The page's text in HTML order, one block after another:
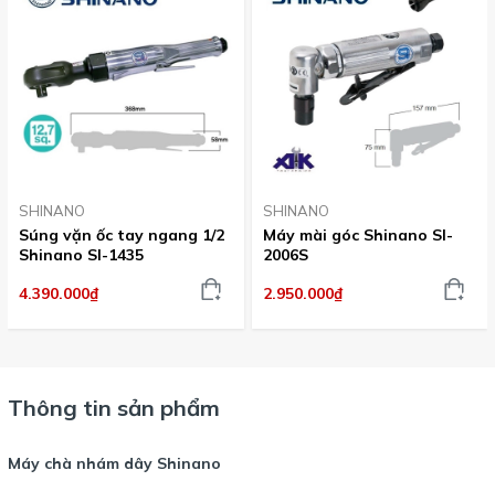
SHINANO
Súng vặn ốc tay ngang 1/2
Shinano SI-1435
4.390.000₫
SHINANO
Máy mài góc Shinano SI-
2006S
2.950.000₫
Thông tin sản phẩm
Máy chà nhám dây Shinano